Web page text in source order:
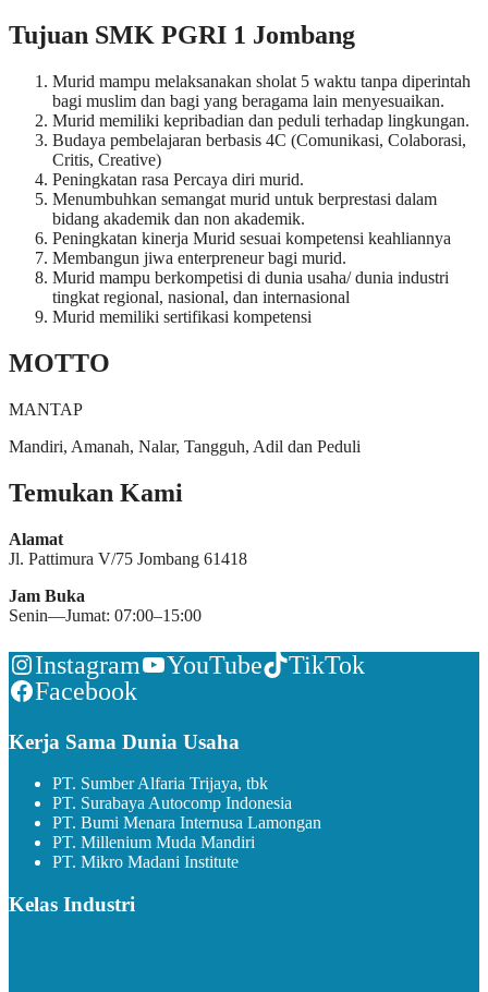
Tujuan SMK PGRI 1 Jombang
Murid mampu melaksanakan sholat 5 waktu tanpa diperintah
bagi muslim dan bagi yang beragama lain menyesuaikan.
Murid memiliki kepribadian dan peduli terhadap lingkungan.
Budaya pembelajaran berbasis 4C (Comunikasi, Colaborasi,
Critis, Creative)
Peningkatan rasa Percaya diri murid.
Menumbuhkan semangat murid untuk berprestasi dalam
bidang akademik dan non akademik.
Peningkatan kinerja Murid sesuai kompetensi keahliannya
Membangun jiwa enterpreneur bagi murid.
Murid mampu berkompetisi di dunia usaha/ dunia industri
tingkat regional, nasional, dan internasional
Murid memiliki sertifikasi kompetensi
MOTTO
MANTAP
Mandiri, Amanah, Nalar, Tangguh, Adil dan Peduli
Temukan Kami
Alamat
Jl. Pattimura V/75 Jombang 61418
Jam Buka
Senin—Jumat: 07:00–15:00
Instagram YouTube
TikTok
Facebook
Kerja Sama Dunia Usaha
PT. Sumber Alfaria Trijaya, tbk
PT. Surabaya Autocomp Indonesia
PT. Bumi Menara Internusa Lamongan
PT. Millenium Muda Mandiri
PT. Mikro Madani Institute
Kelas Industri